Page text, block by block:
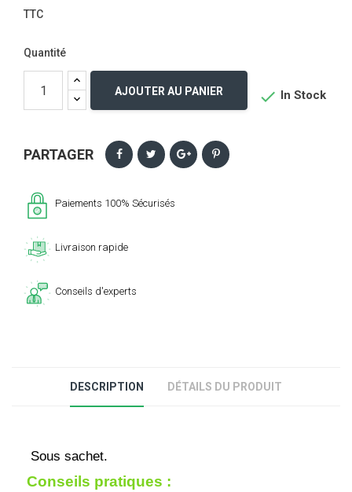
TTC
Quantité
AJOUTER AU PANIER  In Stock
PARTAGER
Paiements 100% Sécurisés
Livraison rapide
Conseils d'experts
DESCRIPTION DÉTAILS DU PRODUIT
Sous sachet.
Conseils pratiques :